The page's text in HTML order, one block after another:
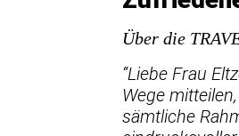
Über die
“Liebe Frau
Wege
sämtliche